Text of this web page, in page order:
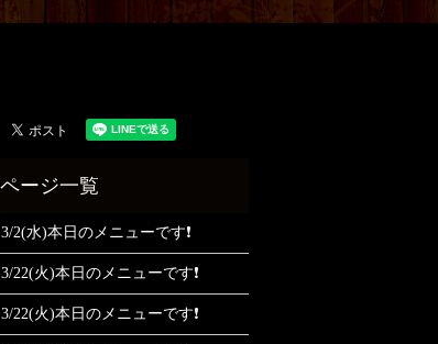
3/2(水)本日のメニューです❗
3/22(火)本日のメニューです❗
3/22(火)本日のメニューです❗